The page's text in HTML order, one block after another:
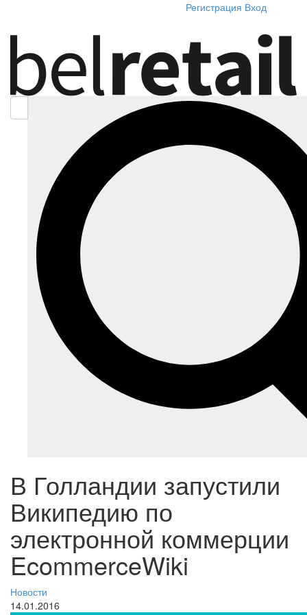
Регистрация Вход
В Голландии запустили
Википедию по
электронной коммерции
EcommerceWiki
Новости
14.01.2016